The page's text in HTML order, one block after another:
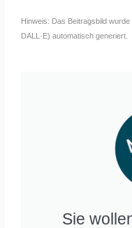
Hinweis: Das Beitragsbild
DALL·E) automatisch generiert.
Sie